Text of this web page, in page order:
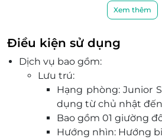
yên của vùng đất Mũi Né.
Khách sạn còn cung cấp đầy
ích nâng cao như: hồ bơi,
xông hơi khô, xông hơi ướt,
khách những trải nghiệm
đây.
Đặc biệt, Khách sạn ViPol
một nhà hàng mang phong
đại thực đơn Á-Âu hấp dẫn
Khu vực Pool Bar, Coffee
Xem thêm
Điều kiện sử dụng
Dịch vụ bao gồm:
Lưu trú:
Hạng phòng: Junior
dụng từ chủ nhật
Bao gồm 01 giường
Hướng nhìn: Hướng